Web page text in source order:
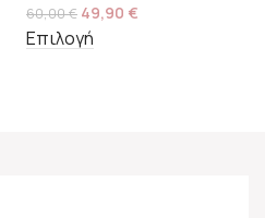
60,00€ 49,90 €
Επιλογή